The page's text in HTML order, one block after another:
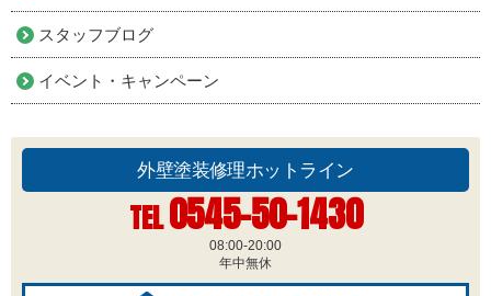
スタッフブログ
イベント・キャンペーン
外壁塗装修理ホットライン
TEL0545-50-1430
08:00-20:00
年中無休